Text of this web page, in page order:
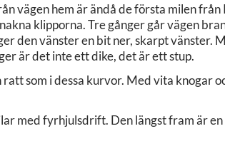
vägen hem är ändå de första milen
klipporna. Tre gånger går vägen
den vänster en bit ner, skarpt vänster.
är det inte ett dike, det är ett stup.
ratt som i dessa kurvor. Med vita knogar
med fyrhjulsdrift. Den längst fram är